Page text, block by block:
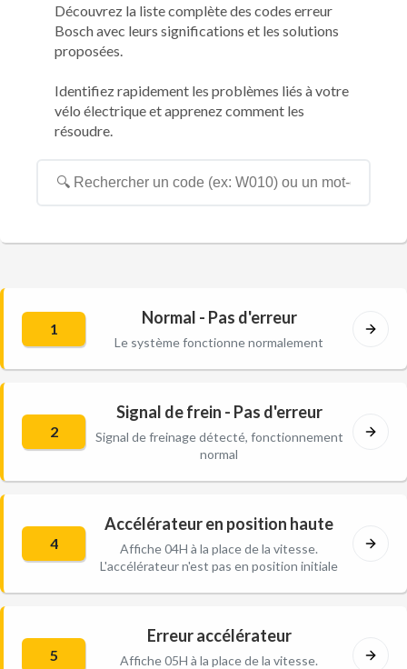
Découvrez la liste complète des codes erreur
Bosch avec leurs significations et les solutions
proposées.
Identifiez rapidement les problèmes liés à votre
vélo électrique et apprenez comment les
résoudre.
1
Normal - Pas d'erreur
Le système fonctionne normalement
2
Signal de frein - Pas d'erreur
Signal de freinage détecté, fonctionnement
normal
4
Accélérateur en position haute
Affiche 04H à la place de la vitesse.
L'accélérateur n'est pas en position initiale
5
Erreur accélérateur
Affiche 05H à la place de la vitesse.